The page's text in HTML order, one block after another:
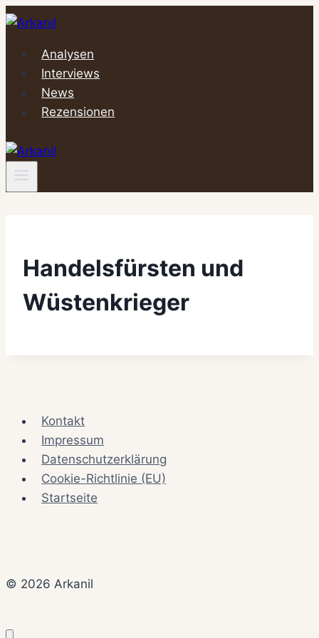
Zum
springenAnalysen
Interviews
News
Rezensionen
Handelsfürsten und
Wüstenkrieger
Kontakt
Impressum
Datenschutzerklärung
Cookie-Richtlinie (EU)
Startseite
© 2026 Arkanil